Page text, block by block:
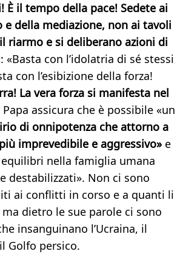
È il tempo della pace! Sedete ai
della mediazione, non ai tavoli
riarmo e si deliberano azioni di
«Basta con l’idolatria di sé stessi
con l’esibizione della forza!
La vera forza si manifesta nel
assicura che è possibile «un
di onnipotenza che attorno a
imprevedibile e aggressivo» e
nella famiglia umana
destabilizzati». Non ci sono
ai conflitti in corso e a quanti li
dietro le sue parole ci sono
insanguinano l’Ucraina, il
Golfo persico.